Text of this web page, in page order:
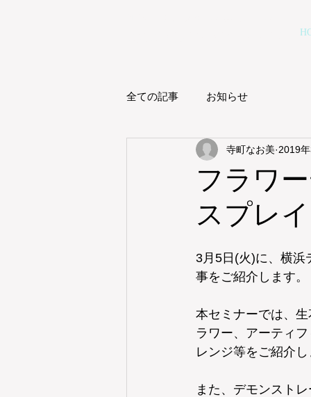
全ての記事 お知らせ
フラワ
スプレ
寺町なお美 2019
3月5日(火)に、横浜
事をご紹介します。
本セミナーでは、
ラワー、アーティ
レンジ等をご紹介
また、デモンスト